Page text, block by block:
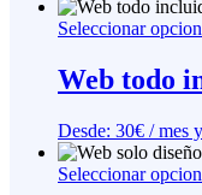
Seleccionar
Web todo
Desde: 30€ / mes
Seleccionar